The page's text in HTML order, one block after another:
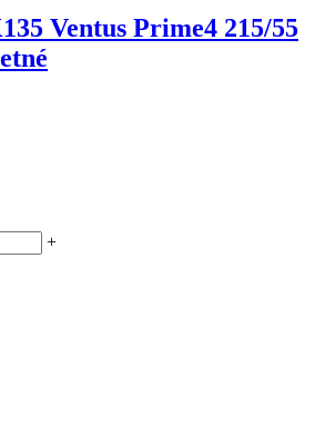
Ventus Prime4 215/55
+